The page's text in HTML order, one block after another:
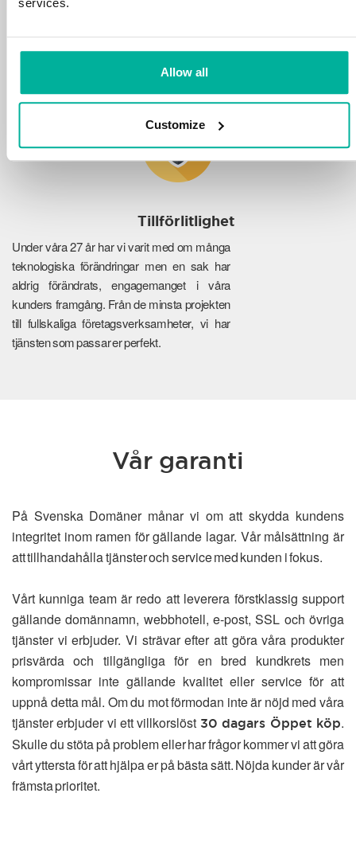
services.
Allow all
Customize
hackerattacker, botnet och phising. Vår
skalbarhet och stabilitet med 99,9% upptid
Tillförlitlighet
Under våra 27 år har vi varit med om många
teknologiska förändringar men en sak har
aldrig förändrats, engagemanget i våra
kunders framgång. Från de minsta projekten
till fullskaliga företagsverksamheter, vi har
tjänsten som passar er perfekt.
Vår garanti
På Svenska Domäner månar vi om att skydda kundens
integritet inom ramen för gällande lagar. Vår målsättning är
att tillhandahålla tjänster och service med kunden i fokus.
Vårt kunniga team är redo att leverera förstklassig support
gällande domännamn, webbhotell, e-post, SSL och övriga
tjänster vi erbjuder. Vi strävar efter att göra våra produkter
prisvärda och tillgängliga för en bred kundkrets men
kompromissar inte gällande kvalitet eller service för att
uppnå detta mål. Om du mot förmodan inte är nöjd med våra
tjänster erbjuder vi ett villkorslöst 30 dagars Öppet köp.
Skulle du stöta på problem eller har frågor kommer vi att göra
vårt yttersta för att hjälpa er på bästa sätt. Nöjda kunder är vår
främsta prioritet.